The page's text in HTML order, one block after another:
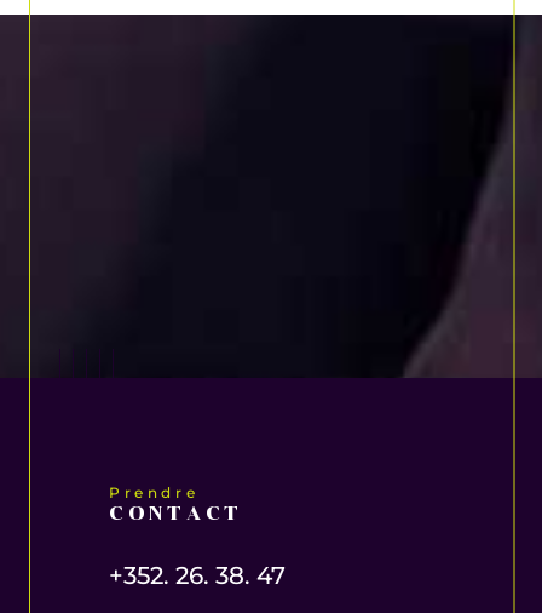
Prendre
CONTACT
+352. 26. 38. 47